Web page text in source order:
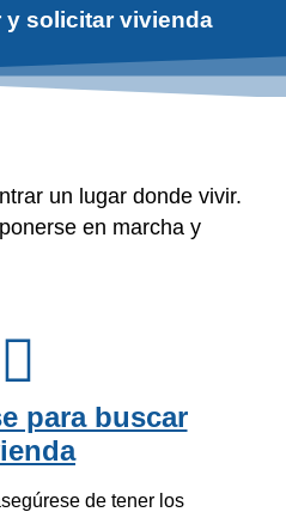
y solicitar vivienda
un lugar donde vivir.
en marcha y
para buscar
de tener los